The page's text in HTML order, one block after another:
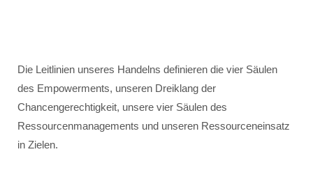
Die Leitlinien unseres Handelns definieren die vier Säulen
des Empowerments, unseren Dreiklang der
Chancengerechtigkeit, unsere vier Säulen des
Ressourcenmanagements und unseren Ressourceneinsatz
in Zielen.